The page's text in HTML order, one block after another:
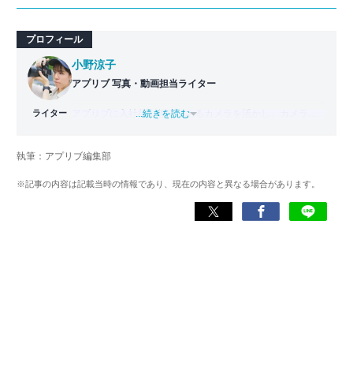
プロフィール
ライター
小野涼子
アプリブ 写真・動画担当ライター
アプリブに入社後、趣味であるカメラを活かし、カメラや
「誰でも本格的にアプリを使いこなせるようになるコンテ
...続きを読む
執筆：アプリブ編集部
※記事の内容は記載当時の情報であり、現在の内容と異なる場合があります。